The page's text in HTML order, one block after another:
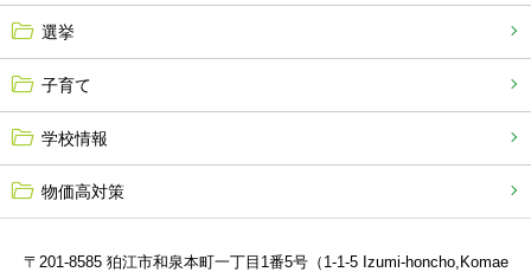
選挙
子育て
学校情報
物価高対策
〒201-8585 狛江市和泉本町一丁目1番5号（1-1-5 Izumi-honcho,Komae